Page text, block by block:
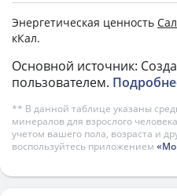
Энергетическая ценность
кКал.
Основной источник:
пользователем.
** В данной таблице указаны
минералов для взрослого
учетом вашего пола, возраста и
воспользуйтесь приложением